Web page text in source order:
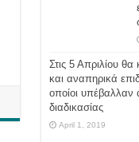
Στις 5 Απριλίου
και αναπηρικά
οποίοι υπέβαλλαν
διαδικασίας
April 1, 2019